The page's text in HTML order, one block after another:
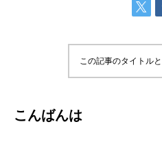
この記事のタイトル
こんばんは